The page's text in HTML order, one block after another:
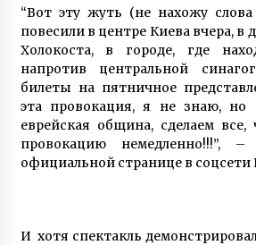
“Вот эту жуть (не нахожу
повесили в центре Киева вчера, в
Холокоста, в городе, где
напротив центральной
билеты на пятничное
эта провокация, я не знаю, но
еврейская община, сделаем все,
провокацию немедленно!!!”,
официальной странице в соцсети
И хотя спектакль